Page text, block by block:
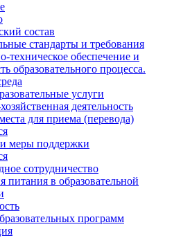
состав
стандарты и требования
техническое обеспечение и
образовательного процесса.
услуги
деятельность
для приема (перевода)
меры поддержки
сотрудничество
питания в образовательной
программ